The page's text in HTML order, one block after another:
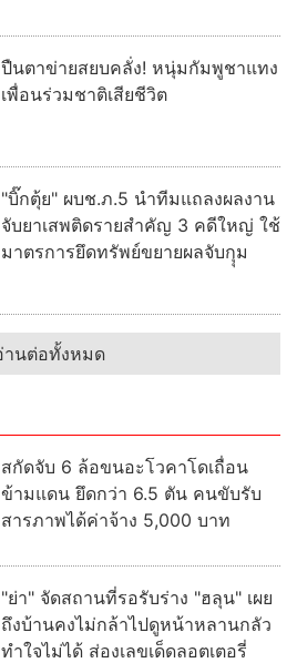
สกัดจับ 6 ล้อขนอะโวคาโดเถื่อน
ข้ามแดน ยึดกว่า 6.5 ตัน คนขับรับ
"ย่า" จัดสถานที่รอรับร่าง "ฮลุน" เผย
ลาวส่งแอดมินเว็บพนัน 32 คนกลับ
ไทย ยังรอคดีสิ้นสุดอีก 341 คน
อ่านต่อทั้งหมด